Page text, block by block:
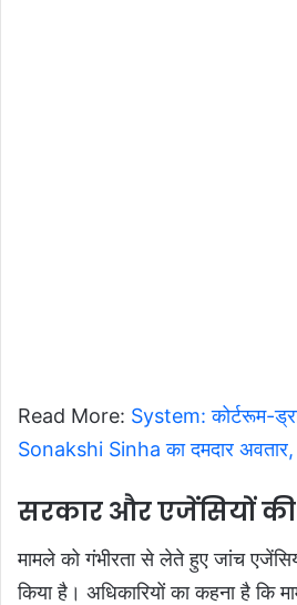
Read More: System: कोर्टरूम-
Sonakshi Sinha का दमदार
सरकार और एजेंसियों
मामले को गंभीरता से लेते हुए जांच
किया है। अधिकारियों का कहना है कि